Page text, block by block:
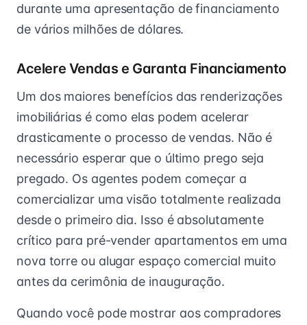
durante uma apresentação de financiamento
de vários milhões de dólares.
Acelere Vendas e Garanta Financiamento
Um dos maiores benefícios das renderizações
imobiliárias é como elas podem acelerar
drasticamente o processo de vendas. Não é
necessário esperar que o último prego seja
pregado. Os agentes podem começar a
comercializar uma visão totalmente realizada
desde o primeiro dia. Isso é absolutamente
crítico para pré-vender apartamentos em uma
nova torre ou alugar espaço comercial muito
antes da cerimônia de inauguração.
Quando você pode mostrar aos compradores